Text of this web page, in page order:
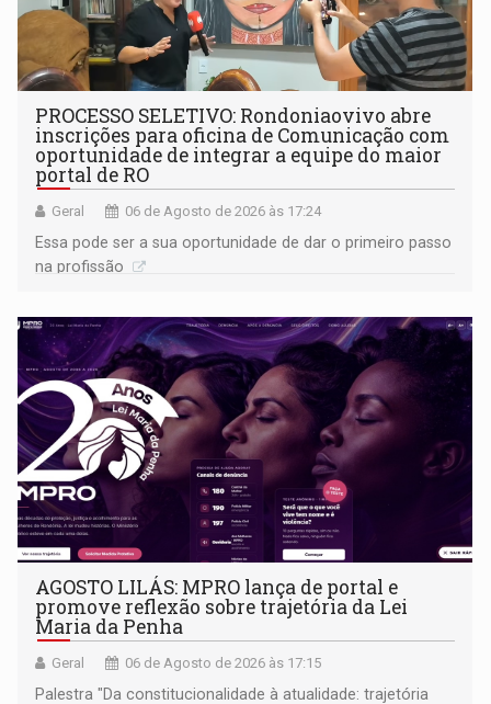
PROCESSO SELETIVO: Rondoniaovivo abre
inscrições para oficina de Comunicação com
oportunidade de integrar a equipe do maior
portal de RO
Geral 06 de Agosto de 2026 às 17:24
Essa pode ser a sua oportunidade de dar o primeiro passo
na profissão
AGOSTO LILÁS: MPRO lança de portal e
promove reflexão sobre trajetória da Lei
Maria da Penha
Geral 06 de Agosto de 2026 às 17:15
Palestra "Da constitucionalidade à atualidade: trajetória